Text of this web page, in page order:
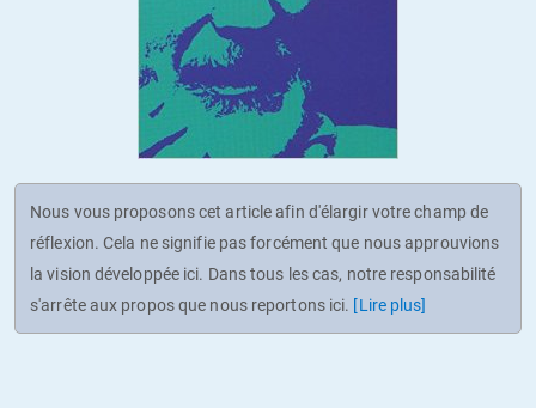
Nous vous proposons cet article afin d'élargir votre champ de
réflexion. Cela ne signifie pas forcément que nous approuvions
la vision développée ici. Dans tous les cas, notre responsabilité
s'arrête aux propos que nous reportons ici. [Lire plus]